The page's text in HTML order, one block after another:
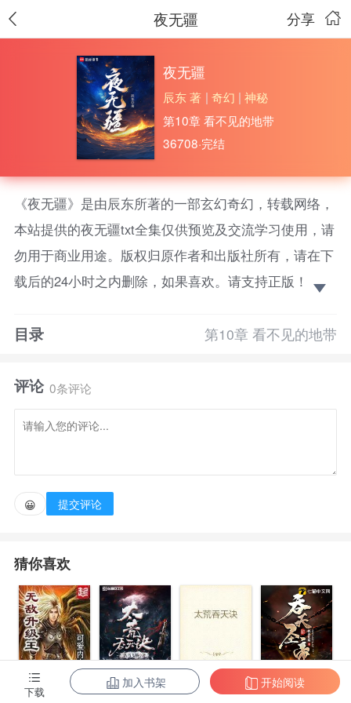
分享
夜无疆
夜无疆
辰东 著 | 奇幻 | 神秘
第10章 看不见的地带
36708·完结
《夜无疆》是由辰东所著的一部玄幻奇幻，转载网络，
本站提供的夜无疆txt全集仅供预览及交流学习使用，请
勿用于商业用途。版权归原作者和出版社所有，请在下
载后的24小时之内删除，如果喜欢。请支持正版！
目录 第10章 看不见的地带
评论 0条评论
😀 提交评论
猜你喜欢
无敌升级王
柳无邪和徐凌
太荒吞天诀
吞天圣帝
下载
加入书架 开始阅读